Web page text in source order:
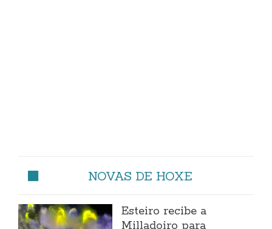
NOVAS DE HOXE
Esteiro recibe a
Milladoiro para